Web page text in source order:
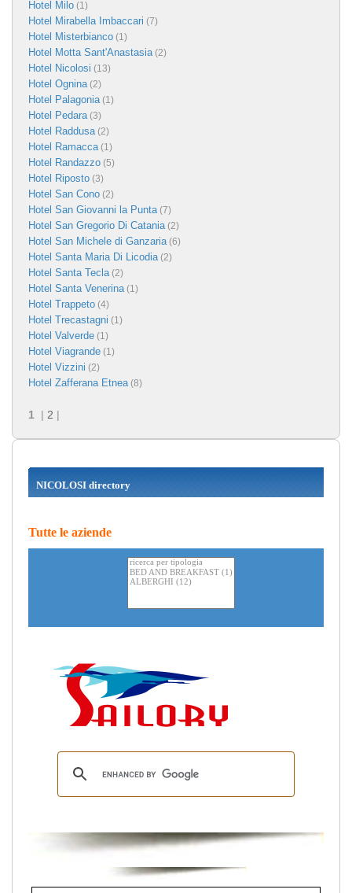
Hotel Milo (1)
Hotel Mirabella Imbaccari (7)
Hotel Misterbianco (1)
Hotel Motta Sant'Anastasia(2)
Hotel Nicolosi (13)
Hotel Ognina(2)
Hotel Palagonia(1)
Hotel Pedara(3)
Hotel Raddusa(2)
Hotel Ramacca(1)
Hotel Randazzo (5)
Hotel Riposto (3)
Hotel San Cono (2)
Hotel San Giovanni la Punta(7)
Hotel San Gregorio Di Catania(2)
Hotel San Michele di Ganzaria(6)
Hotel Santa Maria Di Licodia(2)
Hotel Santa Tecla(2)
Hotel Santa Venerina(1)
Hotel Trappeto (4)
Hotel Trecastagni (1)
Hotel Valverde (1)
Hotel Viagrande (1)
Hotel Vizzini (2)
Hotel Zafferana Etnea(8)
1 | 2 |
NICOLOSI directory
Tutte le aziende